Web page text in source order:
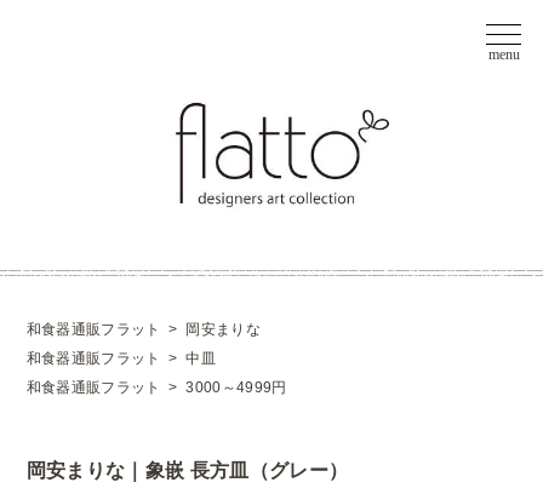
和食器通販フラット >
岡安まりな
和食器通販フラット
>中皿
和食器通販フラット
>3000～4999円
岡安まりな｜象嵌 長方皿（グレー）